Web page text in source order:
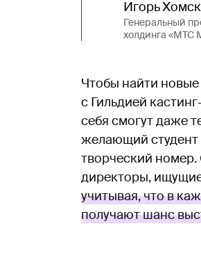
Игорь
Генеральный
холдинга «МТС
Чтобы найти
с Гильдией
себя смогут даже
желающий студент
творческий
директоры,
учитывая, что в
получают шанс